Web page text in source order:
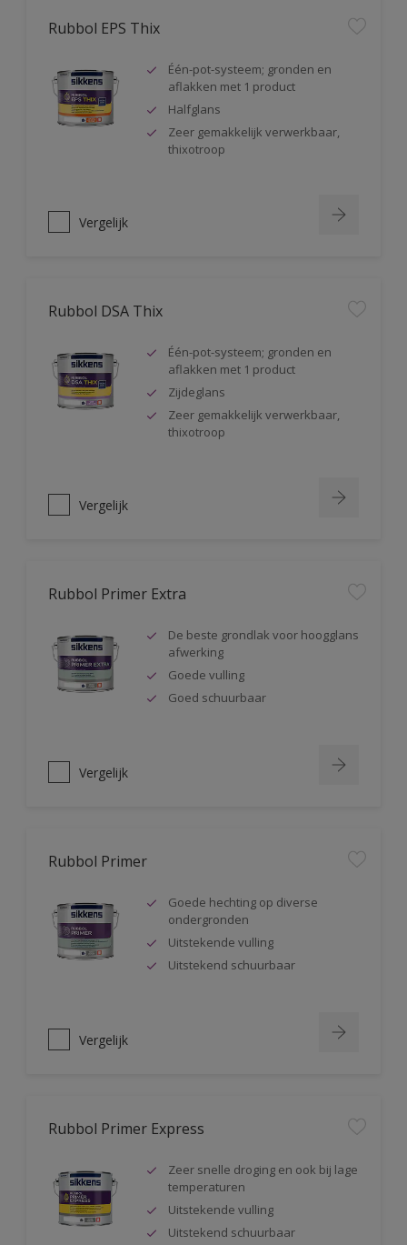
Rubbol EPS Thix
Één-pot-systeem; gronden en
aflakken met 1 product
Halfglans
Zeer gemakkelijk verwerkbaar,
thixotroop
Vergelijk
Rubbol DSA Thix
Één-pot-systeem; gronden en
aflakken met 1 product
Zijdeglans
Zeer gemakkelijk verwerkbaar,
thixotroop
Vergelijk
Rubbol Primer Extra
De beste grondlak voor hoogglans
afwerking
Goede vulling
Goed schuurbaar
Vergelijk
Rubbol Primer
Goede hechting op diverse
ondergronden
Uitstekende vulling
Uitstekend schuurbaar
Vergelijk
Rubbol Primer Express
Zeer snelle droging en ook bij lage
temperaturen
Uitstekende vulling
Uitstekend schuurbaar